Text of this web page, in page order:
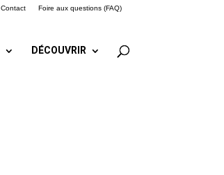
Contact Foire aux questions (FAQ)
DÉCOUVRIR